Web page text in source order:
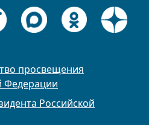
просвещения
Федерации
Российской